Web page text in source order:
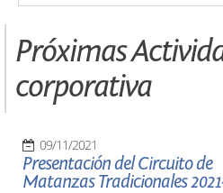
Próximas
corporativa
09/11/2021
Presentación del Circuito de
Matanzas Tradicionales